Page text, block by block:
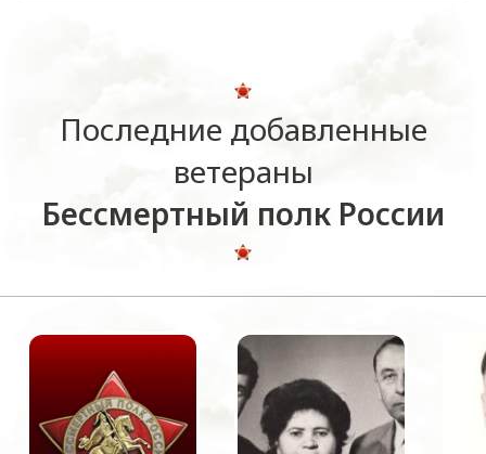
Последние добавленные
ветераны
Бессмертный полк России